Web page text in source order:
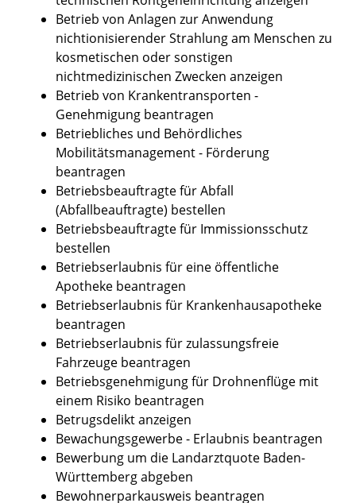
Betrieb von Anlagen zur Anwendung
nichtionisierender Strahlung am Menschen zu
kosmetischen oder sonstigen
nichtmedizinischen Zwecken anzeigen
Betrieb von Krankentransporten -
Genehmigung beantragen
Betriebliches und Behördliches
Mobilitätsmanagement - Förderung
beantragen
Betriebsbeauftragte für Abfall
(Abfallbeauftragte) bestellen
Betriebsbeauftragte für Immissionsschutz
bestellen
Betriebserlaubnis für eine öffentliche
Apotheke beantragen
Betriebserlaubnis für Krankenhausapotheke
beantragen
Betriebserlaubnis für zulassungsfreie
Fahrzeuge beantragen
Betriebsgenehmigung für Drohnenflüge mit
einem Risiko beantragen
Betrugsdelikt anzeigen
Bewachungsgewerbe - Erlaubnis beantragen
Bewerbung um die Landarztquote Baden-
Württemberg abgeben
Bewohnerparkausweis beantragen